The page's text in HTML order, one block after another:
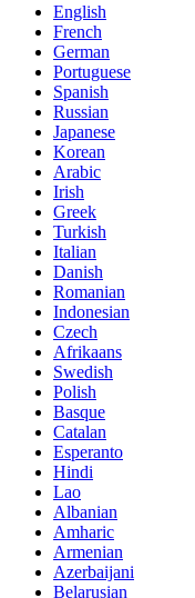
English
French
German
Portuguese
Spanish
Russian
Japanese
Korean
Arabic
Irish
Greek
Turkish
Italian
Danish
Romanian
Indonesian
Czech
Afrikaans
Swedish
Polish
Basque
Catalan
Esperanto
Hindi
Lao
Albanian
Amharic
Armenian
Azerbaijani
Belarusian